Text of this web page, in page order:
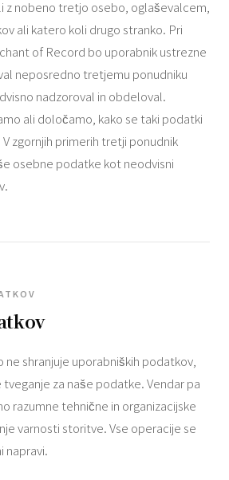
z nobeno tretjo osebo, oglaševalcem,
ali katero koli drugo stranko. Pri
of Record bo uporabnik ustrezne
neposredno tretjemu ponudniku
nadzoroval in obdeloval.
ali določamo, kako se taki podatki
zgornjih primerih tretji ponudnik
osebne podatke kot neodvisni
ne shranjuje uporabniških podatkov,
tveganje za naše podatke. Vendar pa
razumne tehnične in organizacijske
varnosti storitve. Vse operacije se
napravi.